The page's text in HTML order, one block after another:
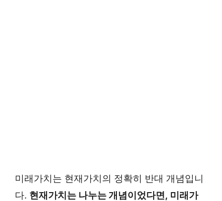
미래가치는 현재가치의 정확히 반대 개념입니
다. 현재가치는 나누는 개념이었다면, 미래가